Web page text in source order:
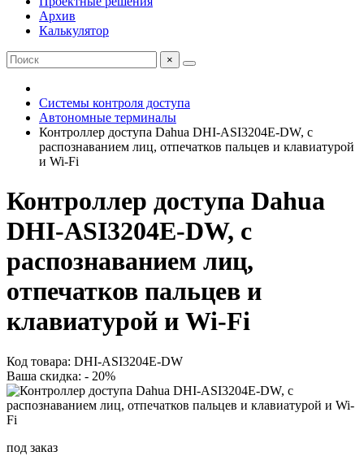
Архив
Калькулятор
×
Системы контроля доступа
Автономные терминалы
Контроллер доступа Dahua DHI-ASI3204E-DW, с
распознаванием лиц, отпечатков пальцев и клавиатурой
и Wi-Fi
Контроллер доступа Dahua
DHI-ASI3204E-DW, с
распознаванием лиц,
отпечатков пальцев и
клавиатурой и Wi-Fi
Код товара: DHI-ASI3204E-DW
Ваша скидка: - 20%
под заказ